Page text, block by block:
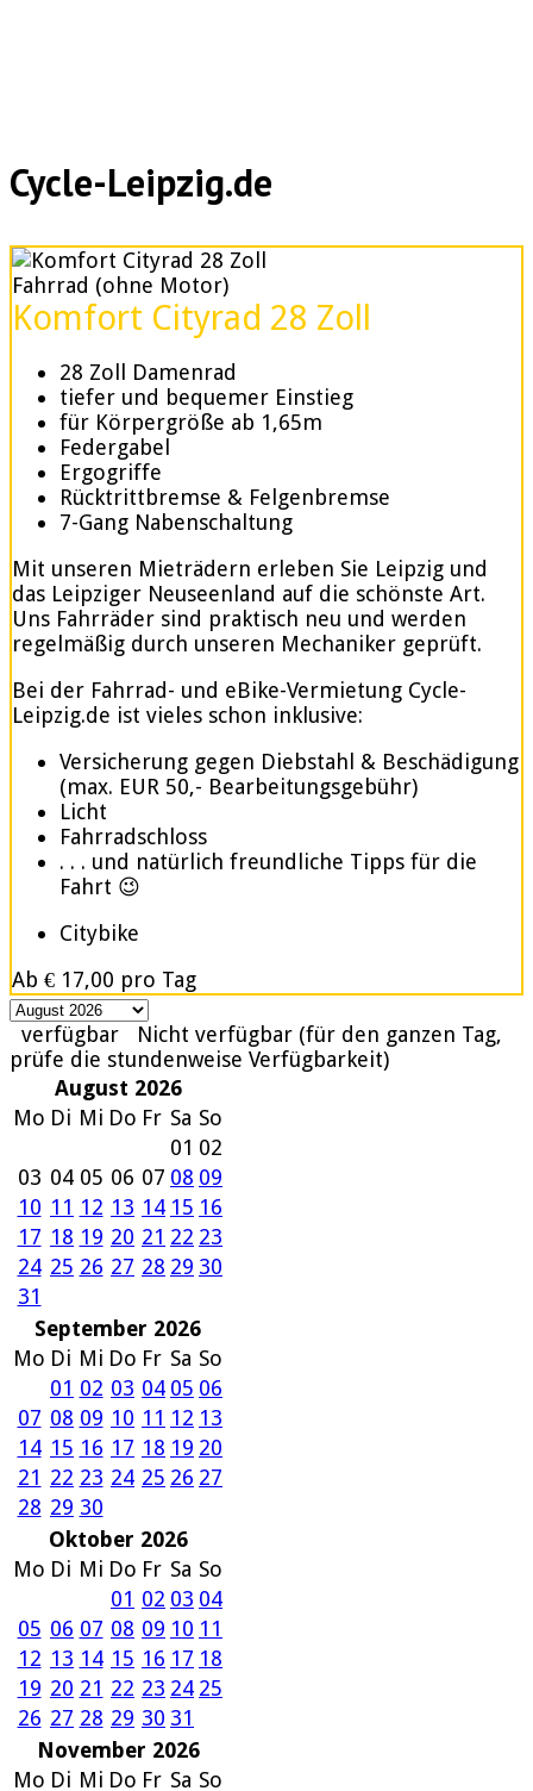
Cycle-Leipzig.de
Fahrrad (ohne Motor)
Komfort Cityrad 28 Zoll
28 Zoll Damenrad
tiefer und bequemer Einstieg
für Körpergröße ab 1,65m
Federgabel
Ergogriffe
Rücktrittbremse & Felgenbremse
7-Gang Nabenschaltung
Mit unseren Mieträdern erleben Sie Leipzig und
das Leipziger Neuseenland auf die schönste Art.
Uns Fahrräder sind praktisch neu und werden
regelmäßig durch unseren Mechaniker geprüft.
Bei der Fahrrad- und eBike-Vermietung Cycle-
Leipzig.de ist vieles schon inklusive:
Versicherung gegen Diebstahl & Beschädigung
(max. EUR 50,- Bearbeitungsgebühr)
Licht
Fahrradschloss
. . . und natürlich freundliche Tipps für die
Fahrt 😉
Citybike
Ab € 17,00 pro Tag
verfügbar
Nicht verfügbar (für den ganzen Tag,
prüfe die stundenweise Verfügbarkeit)
August 2026
Mo Di Mi Do Fr Sa So
01 02
03 04 05 06 07 08 09
10 11 12 13 14 15 16
17 18 19 20 21 22 23
24 25 26 27 28 29 30
31
September 2026
Mo Di Mi Do Fr Sa So
01 02 03 04 05 06
07 08 09 10 11 12 13
14 15 16 17 18 19 20
21 22 23 24 25 26 27
28 29 30
Oktober 2026
Mo Di Mi Do Fr Sa So
01 02 03 04
05 06 07 08 09 10 11
12 13 14 15 16 17 18
19 20 21 22 23 24 25
26 27 28 29 30 31
November 2026
Mo Di Mi Do Fr Sa So